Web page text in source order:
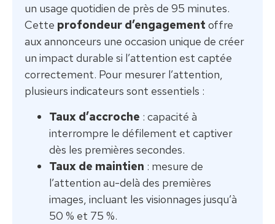
un usage quotidien de près de 95 minutes.
Cette profondeur d’engagement offre
aux annonceurs une occasion unique de créer
un impact durable si l’attention est captée
correctement. Pour mesurer l’attention,
plusieurs indicateurs sont essentiels :
Taux d’accroche : capacité à
interrompre le défilement et captiver
dès les premières secondes.
Taux de maintien : mesure de
l’attention au-delà des premières
images, incluant les visionnages jusqu’à
50 % et 75 %.